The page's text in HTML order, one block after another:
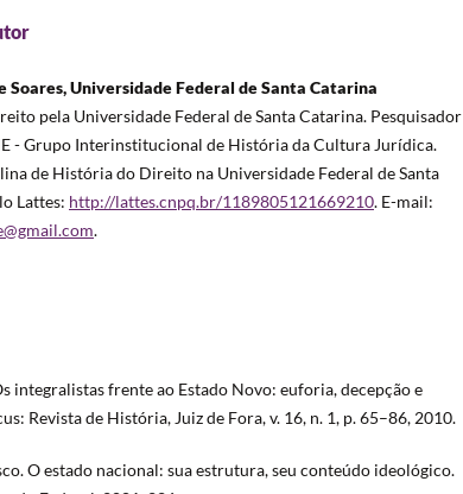
Soares, Universidade Federal de Santa Catarina
pela Universidade Federal de Santa Catarina. Pesquisador
- Grupo Interinstitucional de História da Cultura Jurídica.
de História do Direito na Universidade Federal de Santa
Lattes: http://lattes.cnpq.br/1189805121669210. E-mail:
.
integralistas frente ao Estado Novo: euforia, decepção e
Revista de História, Juiz de Fora, v. 16, n. 1, p. 65–86, 2010.
O estado nacional: sua estrutura, seu conteúdo ideológico.